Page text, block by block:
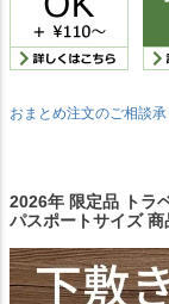
おまとめ注文のご相談
2026年 限定品 トラ
パスポートサイズ 商